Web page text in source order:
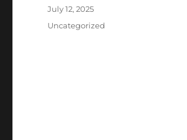
Posted
July 12, 2025
Categories
Uncategorized